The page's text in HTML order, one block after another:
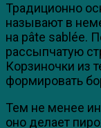
Традиционно
называют в
на pâte sablée.
рассыпчатую
Корзиночки из
формировать
Тем не менее
оно делает